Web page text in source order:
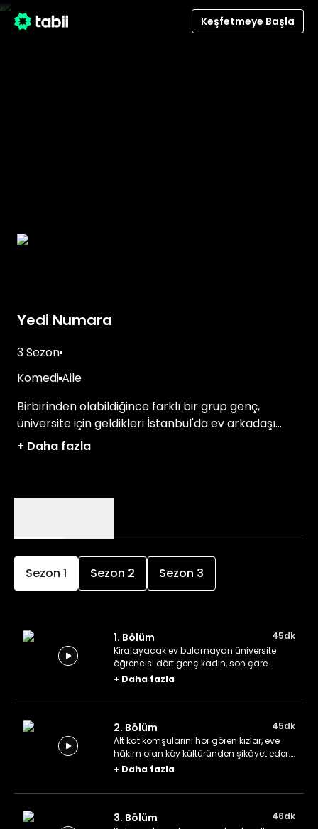
Keşfetmeye Başla
Yedi Numara
3 Sezon
KomediAile
Birbirinden olabildiğince farklı bir grup genç,
üniversite için geldikleri İstanbul'da ev arkadaşı
olurlar ve kısa zaman içinde koca bir aileye
+ Daha fazla
Sezon 1 Sezon 2 Sezon 3
1. Bölüm
45dk
Kiralayacak ev bulamayan üniversite
öğrencisi dört genç kadın, son çare
olarak eski bir konağın iki katından birini
genç adam yerleşir.
+ Daha fazla
2. Bölüm
45dk
Alt kat komşularını hor gören kızlar, eve
hâkim olan köy kültüründen şikâyet eder.
Şikâyet etmek çözüm olmayınca kızlar da
etmeye çalışır.
+ Daha fazla
3. Bölüm
46dk
/detail/1951/yedi-numara